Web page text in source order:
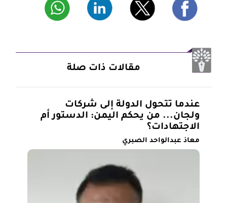
مقالات ذات صلة
عندما تتحول الدولة إلى شركات
ولجان... من يحكم اليمن: الدستور أم
الاجتهادات؟
معاذ عبدالواحد الصبري